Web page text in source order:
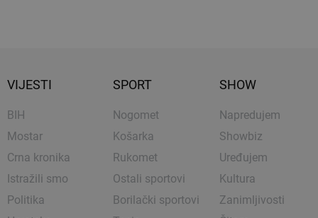
VIJESTI
BIH
Mostar
Crna kronika
Istražili smo
Politika
SPORT
Nogomet
Košarka
Rukomet
Ostali sportovi
Borilački sportovi
SHOW
Napredujem
Showbiz
Uređujem
Kultura
Zanimljivosti